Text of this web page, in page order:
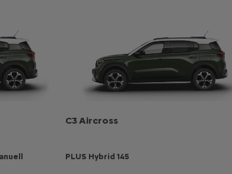
C3 Aircross
PLUS Hybrid 145